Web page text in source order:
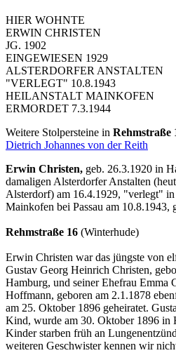
HIER WOHNTE
ERWIN CHRISTEN
JG. 1902
EINGEWIESEN 1929
ALSTERDORFER ANSTALTEN
"VERLEGT" 10.8.1943
HEILANSTALT MAINKOFEN
ERMORDET 7.3.1944
Weitere Stolpersteine in Rehmstraße
Dietrich Johannes von der Reith
Erwin Christen, geb. 26.3.1920 in
damaligen Alsterdorfer Anstalten
Alsterdorf) am 16.4.1929, "verlegt"
Mainkofen bei Passau am 10.8.1943,
Rehmstraße 16 (Winterhude)
Erwin Christen war das jüngste von
Gustav Georg Heinrich Christen,
Hamburg, und seiner Ehefrau Emma
Hoffmann, geboren am 2.1.1878
am 25. Oktober 1896 geheiratet.
Kind, wurde am 30. Oktober 1896 in
Kinder starben früh an
weiteren Geschwister kennen wir